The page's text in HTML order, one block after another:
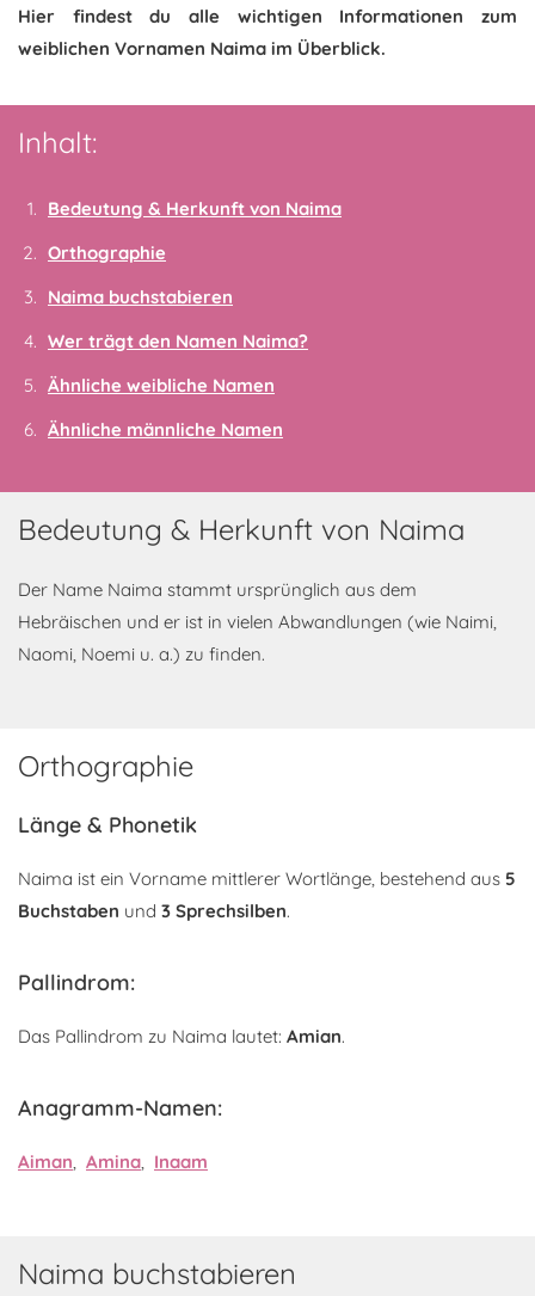
Hier findest du alle wichtigen Informationen zum
weiblichen Vornamen Naima im Überblick.
Inhalt:
Bedeutung & Herkunft von Naima
Orthographie
Naima buchstabieren
Wer trägt den Namen Naima?
Ähnliche weibliche Namen
Ähnliche männliche Namen
Bedeutung & Herkunft von Naima
Der Name Naima stammt ursprünglich aus dem
Hebräischen und er ist in vielen Abwandlungen (wie Naimi,
Naomi, Noemi u. a.) zu finden.
Orthographie
Länge & Phonetik
Naima ist ein Vorname mittlerer Wortlänge, bestehend aus 5
Buchstaben und 3 Sprechsilben.
Pallindrom:
Das Pallindrom zu Naima lautet: Amian.
Anagramm-Namen:
Aiman, Amina, Inaam
Naima buchstabieren